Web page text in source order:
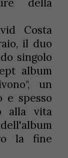
della
Costa
il duo
singolo
album
un
e spesso
alla vita
la fine